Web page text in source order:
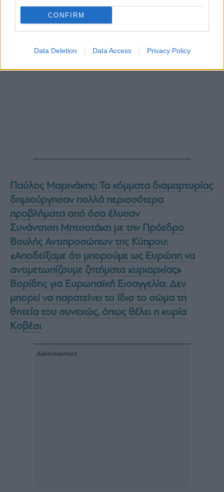
CONFIRM
Data Deletion Data Access Privacy Policy
Παύλος Μαρινάκης: Τα κόμματα διαμαρτυρίας
δημιούργησαν πολλά περισσότερα
προβλήματα από όσα έλυσαν
Συνάντηση Μητσοτάκη με την Πρόεδρο
Βουλής Αντιπροσώπων της Κύπρου:
«Αποδείξαμε ότι μπορούμε ως Ευρώπη να
αντιμετωπίζουμε ζητήματα κυριαρχίας»
Βορίδης για Ευρωπαϊκή Εισαγγελία: Δεν
μπορεί να παρατείνει το ίδιο το σώμα τη
θητεία του συνεχώς, όπως θέλει η κυρία
Κοβέσι